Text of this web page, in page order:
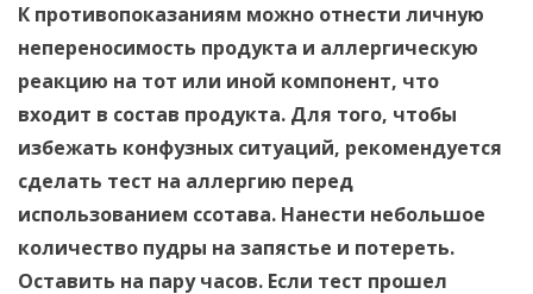
К противопоказаниям можно отнести личную
непереносимость продукта и аллергическую
реакцию на тот или иной компонент, что
входит в состав продукта. Для того, чтобы
избежать конфузных ситуаций, рекомендуется
сделать тест на аллергию перед
использованием ссотава. Нанести небольшое
количество пудры на запястье и потереть.
Оставить на пару часов. Если тест прошел